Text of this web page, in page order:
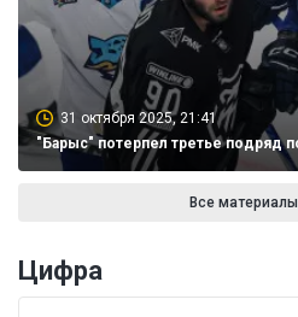
31 октября 2025, 21:41
"Барыс" потерпел третье подряд
Все
Цифра